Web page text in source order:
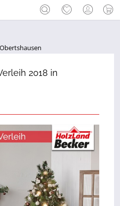
2018 in